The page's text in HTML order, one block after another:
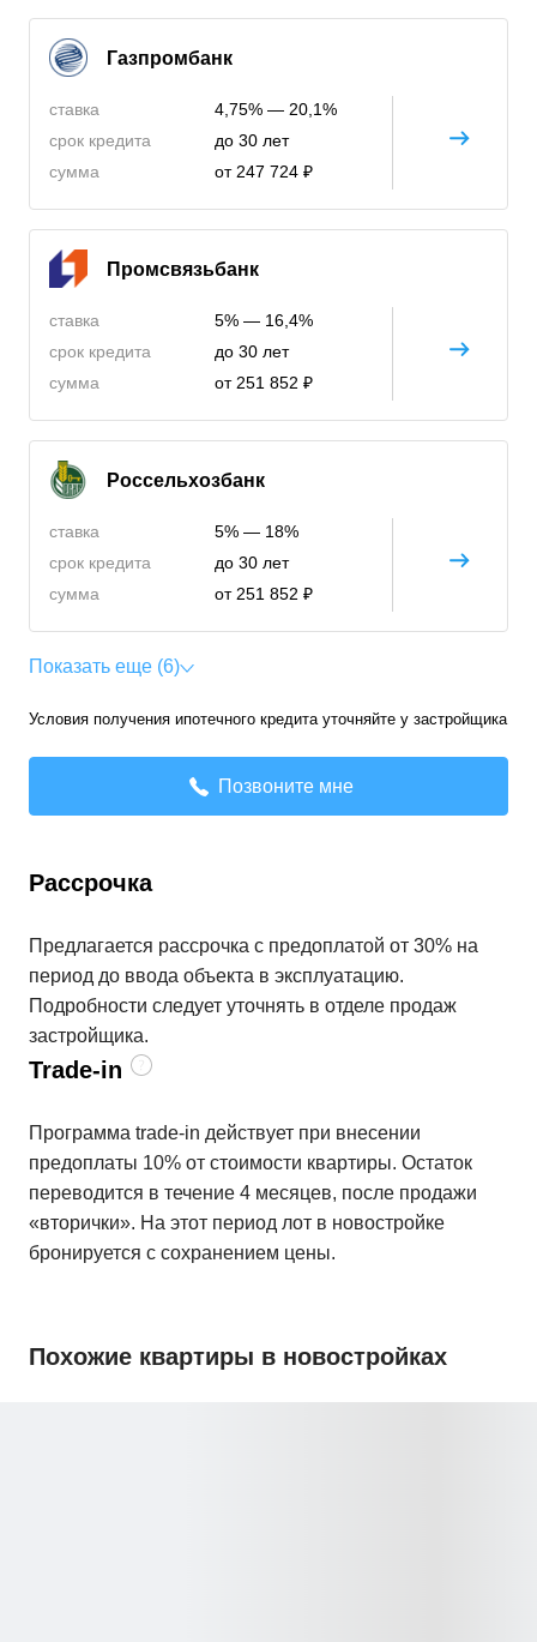
Газпромбанк
ставка
срок кредита
сумма
4,75% — 20,1%
до 30 лет
от 247 724 ₽
Промсвязьбанк
ставка
срок кредита
сумма
5% — 16,4%
до 30 лет
от 251 852 ₽
Россельхозбанк
ставка
срок кредита
сумма
5% — 18%
до 30 лет
от 251 852 ₽
Показать еще (6)
Условия получения ипотечного кредита уточняйте у застройщика
Позвоните мне
Рассрочка
Предлагается рассрочка с предоплатой от 30% на
период до ввода объекта в эксплуатацию.
Подробности следует уточнять в отделе продаж
застройщика.
Trade-in
Программа trade-in действует при внесении
предоплаты 10% от стоимости квартиры. Остаток
переводится в течение 4 месяцев, после продажи
«вторички». На этот период лот в новостройке
бронируется с сохранением цены.
Похожие квартиры в новостройках